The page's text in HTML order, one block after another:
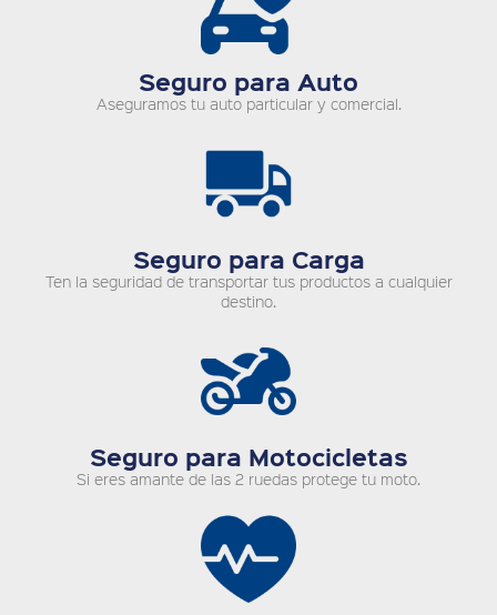
Seguro para Auto
Aseguramos tu auto particular y comercial.
Seguro para Carga
Ten la seguridad de transportar tus productos a cualquier
destino.
Seguro para Motocicletas
Si eres amante de las 2 ruedas protege tu moto.